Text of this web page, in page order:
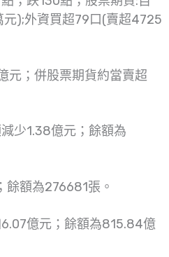
);外資買超79口(賣超4725
元；併股票期貨約當賣超
少1.38億元；餘額為
額為276681張。
億元；餘額為815.84億